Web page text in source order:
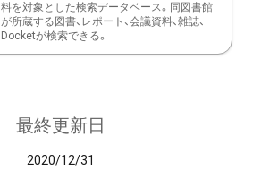
料を対象とした検索データベース。同図書館
が所蔵する図書、レポート、会議資料、雑誌、
Docketが検索できる。
最終更新日
2020/12/31